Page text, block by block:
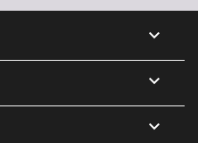


